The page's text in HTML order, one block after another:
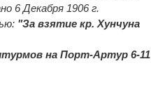
6 Декабря 1906 г.
"За взятие кр. Хунчуна
на Порт-Артур 6-11